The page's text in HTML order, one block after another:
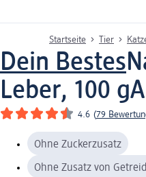
Startseite Tier
Dein Bestes
Leber, 100 g
4.6 (79
Ohne Zuckerzusatz
Ohne Zusatz von